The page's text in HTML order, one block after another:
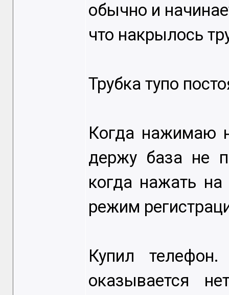
обычно и
что накрылось
Трубка тупо
Когда нажимаю
держу база не
когда нажать
режим
Купил
оказывается